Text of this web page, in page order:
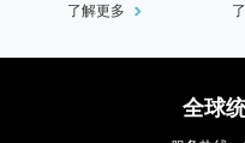
了解更多
全球